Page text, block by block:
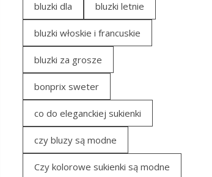
bluzki dla bluzki letnie
bluzki włoskie i francuskie
bluzki za grosze
bonprix sweter
co do eleganckiej sukienki
czy bluzy są modne
Czy kolorowe sukienki są modne